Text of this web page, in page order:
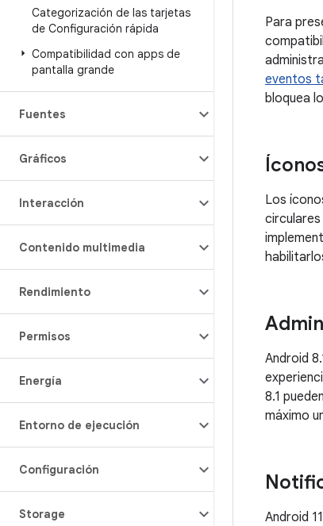
Categorización de las tarjetas
de Configuración rápida
Compatibilidad con apps de
pantalla grande
Fuentes
Gráficos
Interacción
Contenido multimedia
Rendimiento
Permisos
Energía
Entorno de ejecución
Configuración
Storage
Para
eventos
bloquea
Los
Android
8.1
máximo
Android